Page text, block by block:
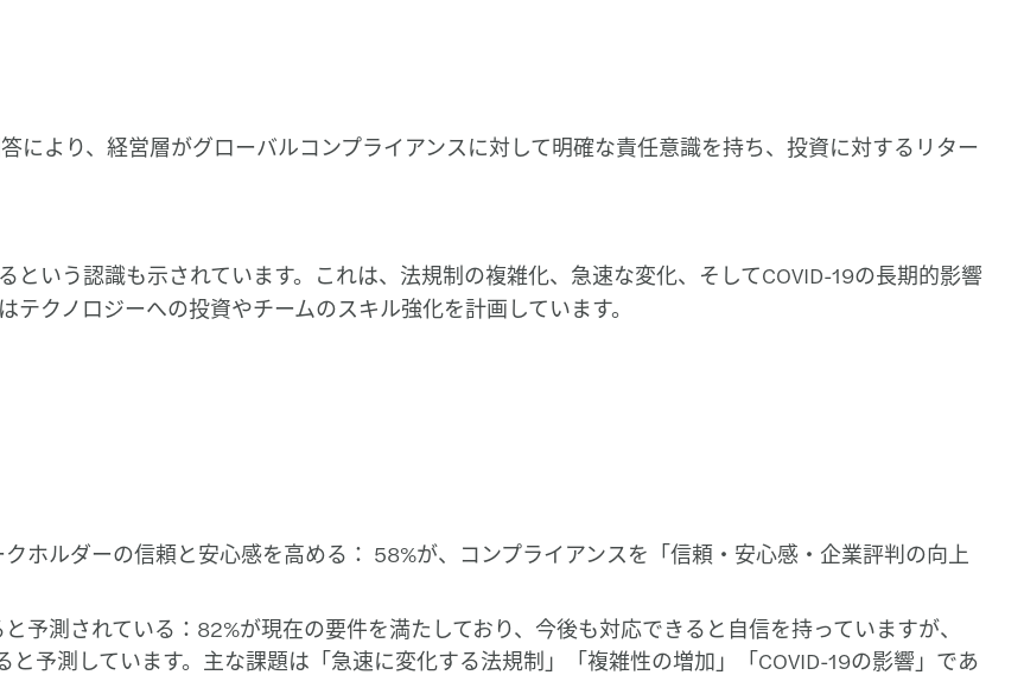
より、経営層がグローバルコンプライアンスに対して明確な責任意識を持ち、投資に対するリター
という認識も示されています。これは、法規制の複雑化、急速な変化、そしてCOVID-19の長期的影響
クノロジーへの投資やチームのスキル強化を計画しています。
ホルダーの信頼と安心感を高める： 58%が、コンプライアンスを「信頼・安心感・企業評判の向上
予測されている：82%が現在の要件を満たしており、今後も対応できると自信を持っていますが、
予測しています。主な課題は「急速に変化する法規制」「複雑性の増加」「COVID-19の影響」であ